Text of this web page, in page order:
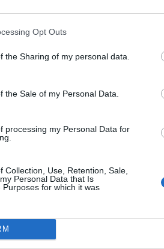
Opt Outs
the Sharing of my personal data.
the Sale of my Personal Data.
processing my Personal Data for
Collection, Use, Retention, Sale,
Personal Data that Is
Purposes for which it was
i komisarz od finansów, Piotr
„tego, co wpuszcza”: